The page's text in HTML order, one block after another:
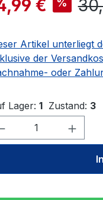
€ %
Artikel unterliegt
der
oder
Lager: 1 Zustand: 3